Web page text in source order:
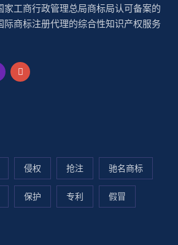
家工商行政管理总局商标局认可备案的
际商标注册代理的综合性知识产权服务
侵权 抢注 驰名商标
保护 专利 假冒